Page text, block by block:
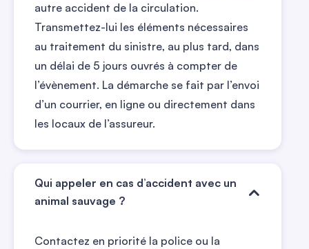
autre accident de la circulation.
Transmettez-lui les éléments nécessaires
au traitement du sinistre, au plus tard, dans
un délai de 5 jours ouvrés à compter de
l’évènement. La démarche se fait par l’envoi
d’un courrier, en ligne ou directement dans
les locaux de l’assureur.
Qui appeler en cas d’accident avec un
animal sauvage ?
Contactez en priorité la police ou la